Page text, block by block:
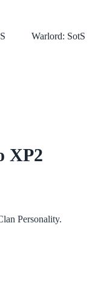
Warlord: SotS
XP2
Personality.